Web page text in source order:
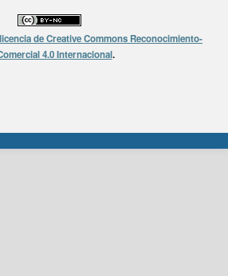
licencia de Creative Commons Reconocimiento-
4.0 Internacional.